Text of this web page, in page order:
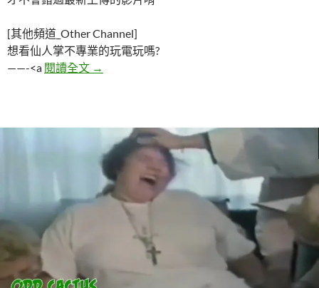
[其他頻道_Other Channel]
想看仙人掌不專業的玩電玩嗎?
——-<a 閱讀全文 五個被靈體附身的恐怖影片
→